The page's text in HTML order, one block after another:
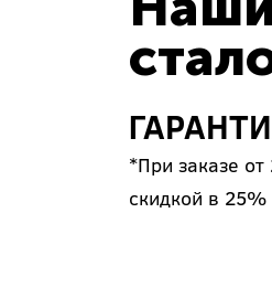
*При заказе
скидкой в 25%